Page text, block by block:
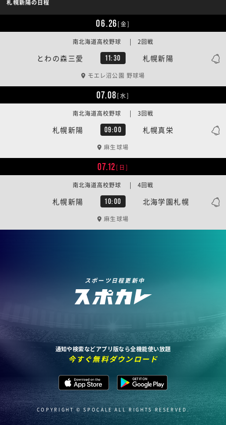
札幌新陽の日程
06.26[金]
とわの森三愛 11:30 札幌新陽
南北海道高校野球 | 2回戦
モエレ沼公園 野球場
07.08[水]
札幌新陽 09:00 札幌真栄
南北海道高校野球 | 3回戦
麻生球場
07.12[日]
札幌新陽 10:00 北海学園札幌
南北海道高校野球 | 4回戦
麻生球場
スポーツ日程更新中
通知や検索などアプリ版なら全機能使い放題
今すぐ無料ダウンロード
COPYRIGHT © SPOCALE ALL RIGHTS RESERVED.